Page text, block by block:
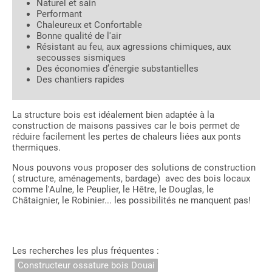
Naturel et sain
Performant
Chaleureux et Confortable
Bonne qualité de l'air
Résistant au feu, aux agressions chimiques, aux
secousses sismiques
Des économies d’énergie substantielles
Des chantiers rapides
La structure bois est idéalement bien adaptée à la
construction de maisons passives car le bois permet de
réduire facilement les pertes de chaleurs liées aux ponts
thermiques.
Nous pouvons vous proposer des solutions de construction
( structure, aménagements, bardage) avec des bois locaux
comme l'Aulne, le Peuplier, le Hêtre, le Douglas, le
Châtaignier, le Robinier... les possibilités ne manquent pas!
Les recherches les plus fréquentes :
Constructeur ossature bois Douai